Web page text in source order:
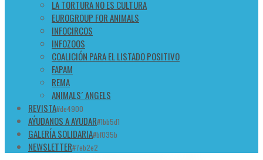
LA TORTURA NO ES CULTURA
EUROGROUP FOR ANIMALS
INFOCIRCOS
INFOZOOS
COALICIÓN PARA EL LISTADO POSITIVO
FAPAM
REMA
ANIMALS´ ANGELS
REVISTA#de4900
AÝUDANOS A AYUDAR#1bb5d1
GALERÍA SOLIDARIA#bf035b
NEWSLETTER#7eb2e2